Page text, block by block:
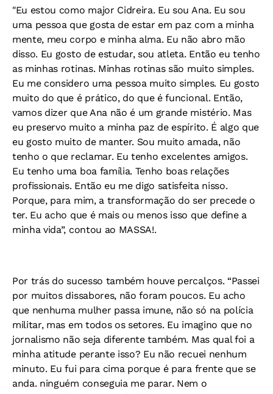
"Eu estou como major Cidreira. Eu sou Ana. Eu sou
uma pessoa que gosta de estar em paz com a minha
mente, meu corpo e minha alma. Eu não abro mão
disso. Eu gosto de estudar, sou atleta. Então eu tenho
as minhas rotinas. Minhas rotinas são muito simples.
Eu me considero uma pessoa muito simples. Eu gosto
muito do que é prático, do que é funcional. Então,
vamos dizer que Ana não é um grande mistério. Mas
eu preservo muito a minha paz de espírito. É algo que
eu gosto muito de manter. Sou muito amada, não
tenho o que reclamar. Eu tenho excelentes amigos.
Eu tenho uma boa família. Tenho boas relações
profissionais. Então eu me digo satisfeita nisso.
Porque, para mim, a transformação do ser precede o
ter. Eu acho que é mais ou menos isso que define a
minha vida”, contou ao MASSA!.
Por trás do sucesso também houve percalços. “Passei
por muitos dissabores, não foram poucos. Eu acho
que nenhuma mulher passa imune, não só na polícia
militar, mas em todos os setores. Eu imagino que no
jornalismo não seja diferente também. Mas qual foi a
minha atitude perante isso? Eu não recuei nenhum
minuto. Eu fui para cima porque é para frente que se
anda. ninguém conseguia me parar. Nem o